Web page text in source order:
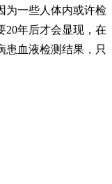
为一些人体内或许检
20年后才会显现，在
患血液检测结果，只